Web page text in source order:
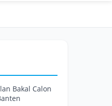
Bakal Calon